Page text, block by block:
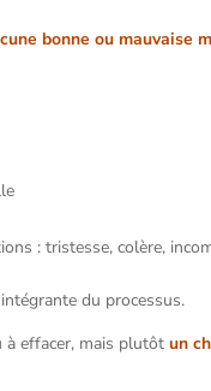
bonne ou mauvaise
: tristesse, colère,
du processus.
à effacer, mais plutôt un